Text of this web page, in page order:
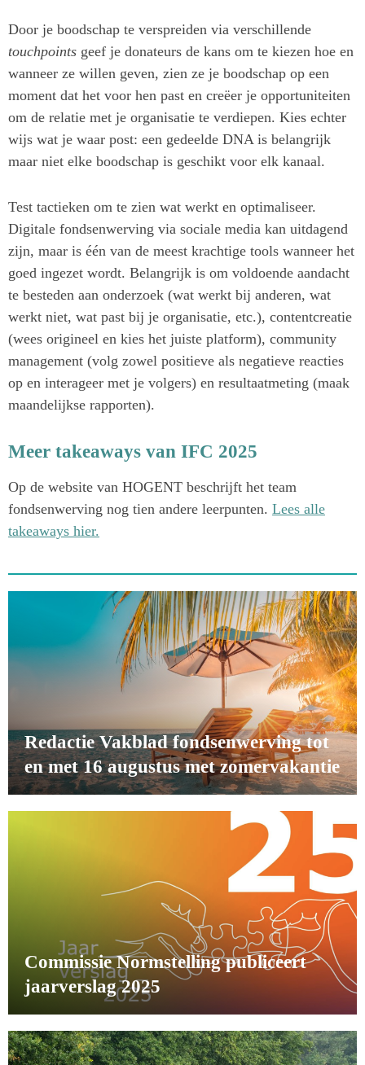
Door je boodschap te verspreiden via verschillende
touchpoints geef je donateurs de kans om te kiezen hoe en
wanneer ze willen geven, zien ze je boodschap op een
moment dat het voor hen past en creëer je opportuniteiten
om de relatie met je organisatie te verdiepen. Kies echter
wijs wat je waar post: een gedeelde DNA is belangrijk
maar niet elke boodschap is geschikt voor elk kanaal.
Test tactieken om te zien wat werkt en optimaliseer.
Digitale fondsenwerving via sociale media kan uitdagend
zijn, maar is één van de meest krachtige tools wanneer het
goed ingezet wordt. Belangrijk is om voldoende aandacht
te besteden aan onderzoek (wat werkt bij anderen, wat
werkt niet, wat past bij je organisatie, etc.), contentcreatie
(wees origineel en kies het juiste platform), community
management (volg zowel positieve als negatieve reacties
op en interageer met je volgers) en resultaatmeting (maak
maandelijkse rapporten).
Meer takeaways van IFC 2025
Op de website van HOGENT beschrijft het team
fondsenwerving nog tien andere leerpunten. Lees alle
takeaways hier.
Redactie Vakblad fondsenwerving tot
en met 16 augustus met zomervakantie
Commissie Normstelling publiceert
jaarverslag 2025